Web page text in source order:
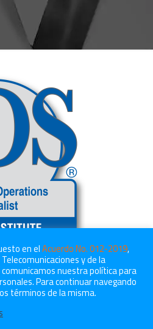
los derechos reservados.
en elAcuerdo No. 012-2019,
y de la
nuestra política para
Para continuar navegando
términos de la misma.